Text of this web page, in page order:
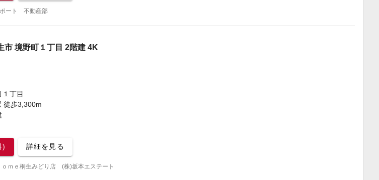
ポート 不動産部
市 境野町１丁目 2階建 4K
１丁目
徒歩3,300m
) 詳細を見る
ｏｍｅ桐生みどり店 (株)坂本エステート